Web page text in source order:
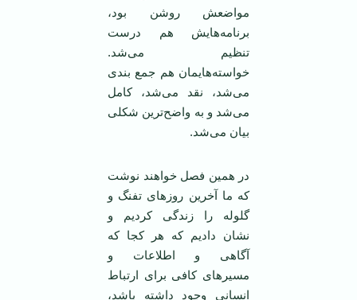
مواضعش روشن بود،
برنامه‌هایش هم درست
تنظیم می‌شد.
خواسته‌هایمان هم جمع بندی
می‌شد، نقد می‌شد، کامل
می‌شد و به واضح‌ترین شکلی
بیان می‌شد.
در همین فصل خواهند نوشت
که ما آخرین روزهای تفنگ و
گلوله را زندگی کردیم و
نشان دادیم که هر کجا که
آگاهی و اطلاعات و
مسیرهای کافی برای ارتباط
انسانی وجود داشته باشد،